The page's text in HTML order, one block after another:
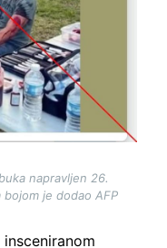
napravljen 26.
je dodao AFP